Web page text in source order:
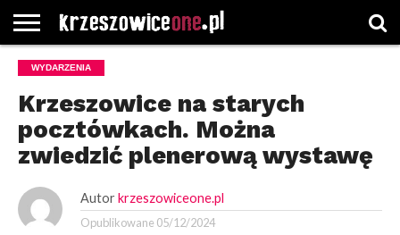
STRONA
GŁÓWNA
WYBORY
WYBIERZ
ROZKŁADY
GREGORCZYK
KONTAKT
WYDARZENIA
Krzeszowice na starych
pocztówkach. Można
zwiedzić plenerową wystawę
Autor krzeszowiceone.pl
Opublikowane 05/12/2024